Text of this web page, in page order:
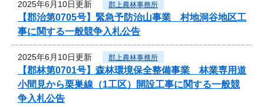
2025年6月10日更新 郡上農林事務所
【郡治第0705号】緊急予防治山事業 村地洞谷地区工
事に関する一般競争入札公告
2025年6月10日更新 郡上農林事務所
【郡林第0701号】森林環境保全整備事業 林業専用道
小間見から栗巣線（1工区）開設工事に関する一般競
争入札公告